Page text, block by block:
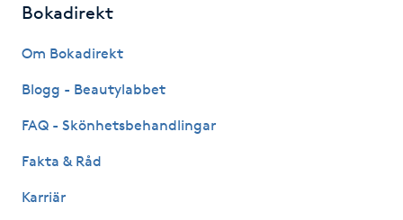
Luggklippning
Läpptatuering
M
Makeup
Bokadirekt
Om Bokadirekt
Blogg - Beautylabbet
FAQ - Skönhetsbehandlingar
Fakta & Råd
Karriär